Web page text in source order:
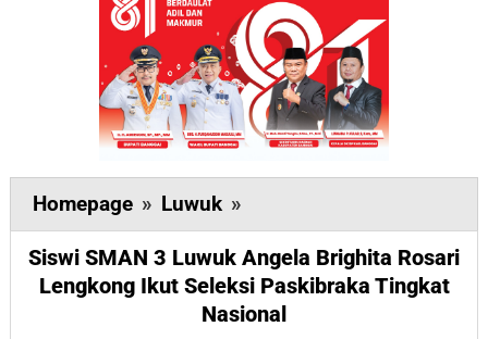
Homepage » Luwuk »
SMAN
3
Luwuk
Angela
Siswi SMAN 3 Luwuk Angela Brighita Rosari
Lengkong Ikut Seleksi Paskibraka Tingkat
Nasional